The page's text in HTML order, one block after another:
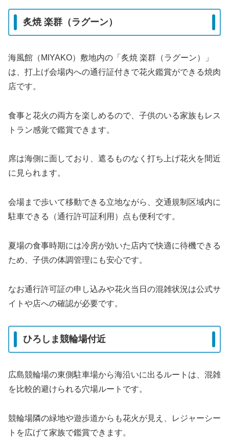
炙焼 楽群（ラグーン）
海風館（MIYAKO）敷地内の「炙焼 楽群（ラグーン）」
は、打上げ会場内への通行証付きで花火鑑賞ができる焼肉
店です。
食事と花火の両方を楽しめるので、子供のいる家族もレス
トラン感覚で鑑賞できます。
席は海側に面しており、遮るものなく打ち上げ花火を間近
に見られます。
会場まで歩いて移動できる立地ながら、交通規制区域内に
駐車できる（通行許可証利用）点も便利です。
夏場の食事時期には冷房が効いた店内で快適に待機できる
ため、子供の体調管理にも安心です。
なお通行許可証の申し込みや花火当日の混雑状況は公式サ
イトや店への確認が必要です。
ひろしま競輪場付近
広島競輪場の東側駐車場から海沿いに出るルートは、混雑
を比較的避けられる穴場ルートです。
競輪場隣の緑地や遊歩道からも花火が見え、レジャーシー
トを広げて家族で鑑賞できます。